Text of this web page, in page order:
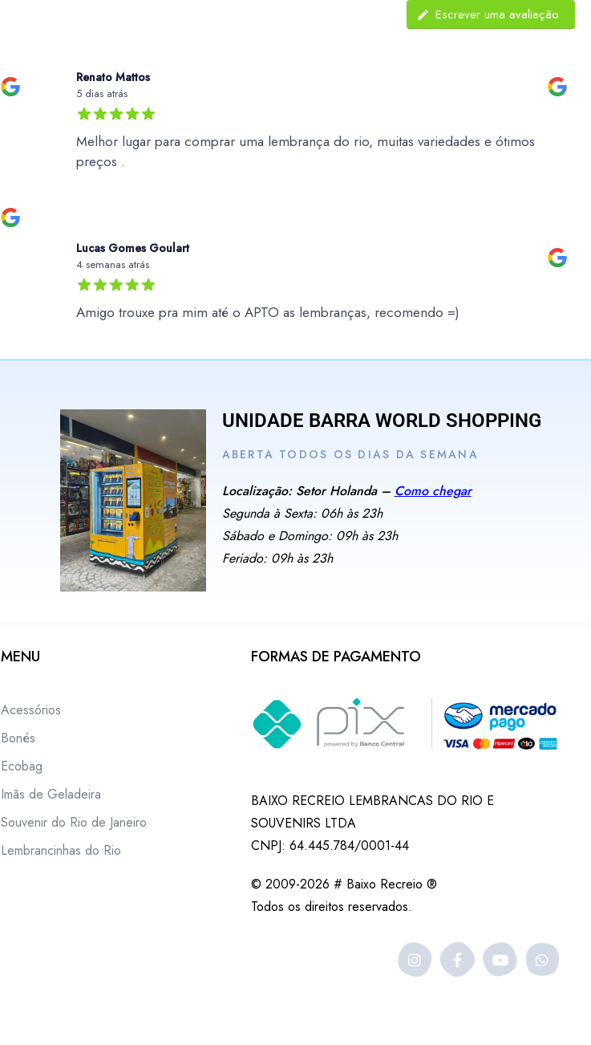
Escrever uma avaliação
Renato Mattos
5 dias atrás
Melhor lugar para comprar uma lembrança do rio, muitas variedades e ótimos
preços .
Lucas Gomes Goulart
4 semanas atrás
Amigo trouxe pra mim até o APTO as lembranças, recomendo =)
UNIDADE BARRA WORLD SHOPPING
ABERTA TODOS OS DIAS DA SEMANA
Localização: Setor Holanda – Como chegar
Segunda à Sexta: 06h às 23h
Sábado e Domingo: 09h às 23h
Feriado: 09h às 23h
MENU
Acessórios
Bonés
Ecobag
Imãs de Geladeira
Souvenir do Rio de Janeiro
Lembrancinhas do Rio
FORMAS DE PAGAMENTO
BAIXO RECREIO LEMBRANCAS DO RIO E
SOUVENIRS LTDA
CNPJ: 64.445.784/0001-44
© 2009-2026 # Baixo Recreio ®
Todos os direitos reservados.